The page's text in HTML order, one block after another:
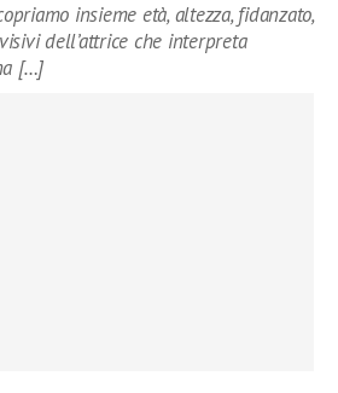
insieme età, altezza, fidanzato,
dell’attrice che interpreta
[…]